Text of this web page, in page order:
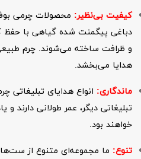
کیفیت بی‌نظیر: محصولات چرمی
دباغی پیگمنت شده گیاهی با
و ظرافت ساخته می‌شوند. چرم
هدایا می‌بخشد.
ماندگاری: انواع هدایای تبلیغاتی
تبلیغاتی دیگر، عمر طولانی دارند و
خواهند بود.
تنوع: ما مجموعه‌ای متنوع از